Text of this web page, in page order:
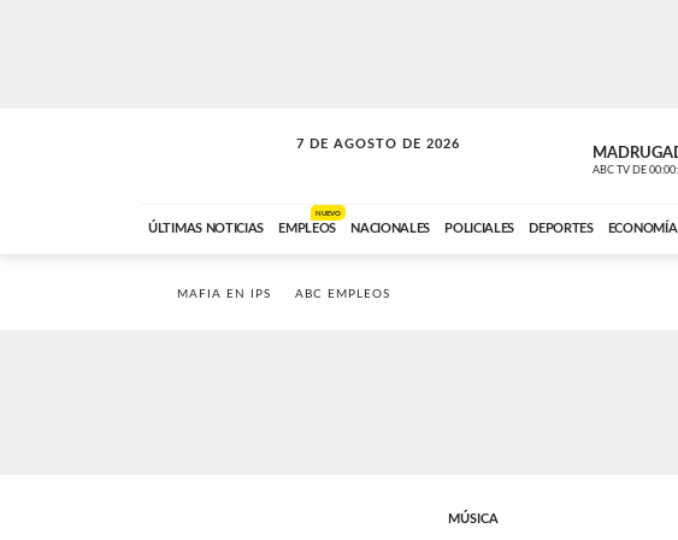
7 DE AGOSTO DE 2026
SOLO MÚSICA
ABC TV DE
ÚLTIMAS NOTICIAS EMPLEOS
NUEVO
NACIONALES POLICIALES DEPORTES ECONOMÍA
MAFIA EN IPS ABC EMPLEOS
MÚSICA